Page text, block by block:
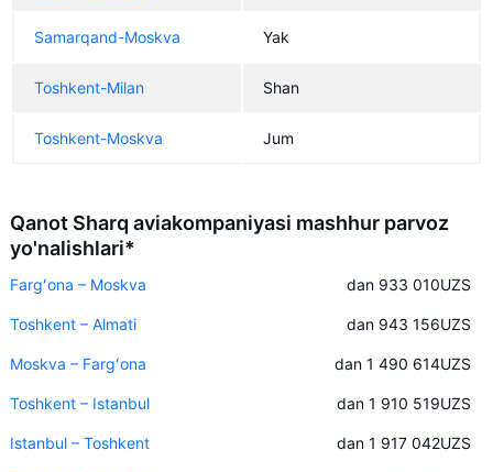
Samarqand-Moskva Yak
Toshkent-Milan Shan
Toshkent-Moskva Jum
Qanot Sharq aviakompaniyasi mashhur parvoz
yo'nalishlari*
Fargʻona – Moskva dan 933 010UZS
Toshkent – Almati dan 943 156UZS
Moskva – Fargʻona dan 1 490 614UZS
Toshkent – Istanbul dan 1 910 519UZS
Istanbul – Toshkent dan 1 917 042UZS